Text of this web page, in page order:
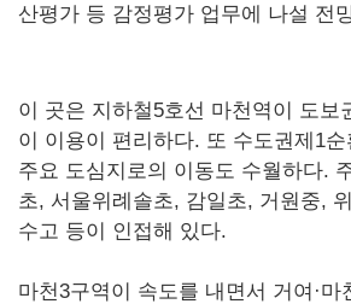
산평가 등 감정평가 업무에 나설 전
이 곳은 지하철5호선 마천역이 도보
이 이용이 편리하다. 또 수도권제1
주요 도심지로의 이동도 수월하다.
초, 서울위례솔초, 감일초, 거원중,
수고 등이 인접해 있다.
마천3구역이 속도를 내면서 거여·